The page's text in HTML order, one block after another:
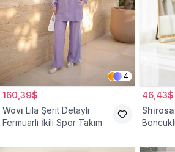
4
160,39$
Wovi Lila Şerit Detaylı
Fermuarlı İkili Spor Takım
46,43$
Shirosa